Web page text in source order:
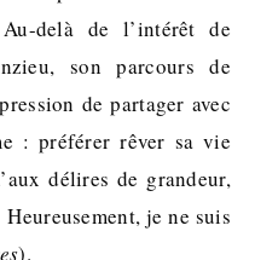
delà de l’intérêt de
son parcours de
de partager avec
: préférer rêver sa vie
délires de grandeur,
je ne suis
).